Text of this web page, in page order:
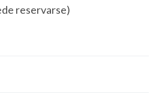
reservarse)